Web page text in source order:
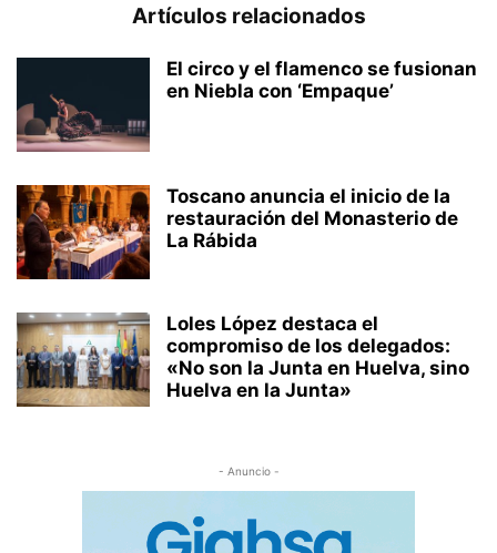
Artículos relacionados
El circo y el flamenco se fusionan
en Niebla con ‘Empaque’
Toscano anuncia el inicio de la
restauración del Monasterio de
La Rábida
Loles López destaca el
compromiso de los delegados:
«No son la Junta en Huelva, sino
Huelva en la Junta»
- Anuncio -